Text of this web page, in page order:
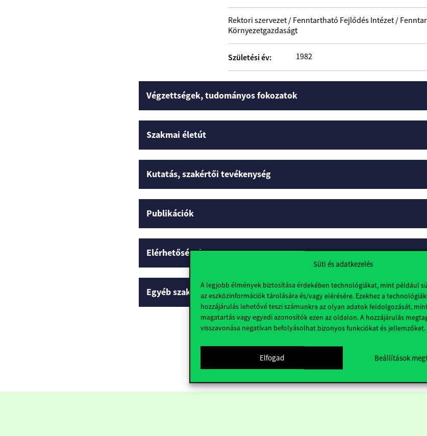
Süti és adatkezelés
A legjobb élmények biztosítása érdekében technológiákat, mint például
az eszközinformációk tárolására és/vagy elérésére. Ezekhez a
hozzájárulás lehetővé teszi számunkra az olyan adatok feldolgozását,
magatartás vagy egyedi azonosítók ezen az oldalon. A hozzájárulás
visszavonása negatívan befolyásolhat bizonyos funkciókat és jellemzőket.
Elfogad Beállítások
Rektori szervezet / Fenntartható Fejlődés Intézet /
Környezetgazdaságt
Születési év: 1982
Végzettségek, tudományos fokozatok
Szakmai életút
Kutatás, szakértői tevékenység
Publikációk
Elérhetőségek
Egyéb szakmai profilok